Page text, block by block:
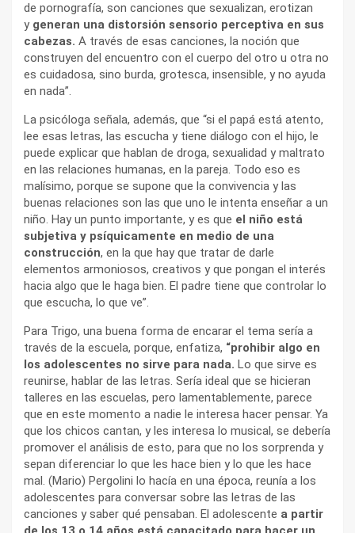
de pornografía, son canciones que sexualizan, erotizan
y generan una distorsión sensorio perceptiva en sus
cabezas. A través de esas canciones, la noción que
construyen del encuentro con el cuerpo del otro u otra no
es cuidadosa, sino burda, grotesca, insensible, y no ayuda
en nada”.
La psicóloga señala, además, que “si el papá está atento,
lee esas letras, las escucha y tiene diálogo con el hijo, le
puede explicar que hablan de droga, sexualidad y maltrato
en las relaciones humanas, en la pareja. Todo eso es
malísimo, porque se supone que la convivencia y las
buenas relaciones son las que uno le intenta enseñar a un
niño. Hay un punto importante, y es que el niño está
subjetiva y psíquicamente en medio de una
construcción, en la que hay que tratar de darle
elementos armoniosos, creativos y que pongan el interés
hacia algo que le haga bien. El padre tiene que controlar lo
que escucha, lo que ve”.
Para Trigo, una buena forma de encarar el tema sería a
través de la escuela, porque, enfatiza, “prohibir algo en
los adolescentes no sirve para nada. Lo que sirve es
reunirse, hablar de las letras. Sería ideal que se hicieran
talleres en las escuelas, pero lamentablemente, parece
que en este momento a nadie le interesa hacer pensar. Ya
que los chicos cantan, y les interesa lo musical, se debería
promover el análisis de esto, para que no los sorprenda y
sepan diferenciar lo que les hace bien y lo que les hace
mal. (Mario) Pergolini lo hacía en una época, reunía a los
adolescentes para conversar sobre las letras de las
canciones y saber qué pensaban. El adolescente a partir